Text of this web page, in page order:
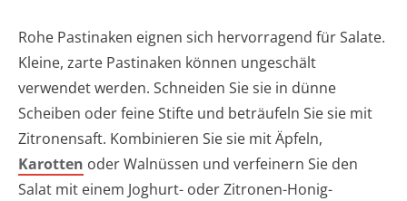
Rohe Pastinaken eignen sich hervorragend für Salate.
Kleine, zarte Pastinaken können ungeschält
verwendet werden. Schneiden Sie sie in dünne
Scheiben oder feine Stifte und beträufeln Sie sie mit
Zitronensaft. Kombinieren Sie sie mit Äpfeln,
Karotten oder Walnüssen und verfeinern Sie den
Salat mit einem Joghurt- oder Zitronen-Honig-